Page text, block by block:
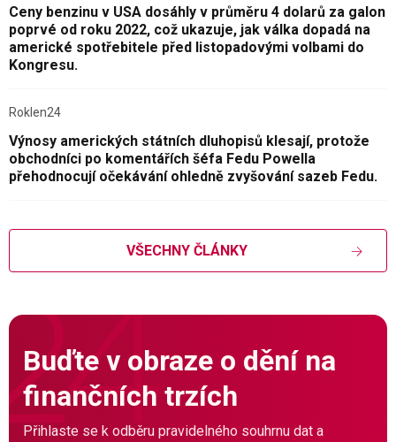
Ceny benzinu v USA dosáhly v průměru 4 dolarů za galon
poprvé od roku 2022, což ukazuje, jak válka dopadá na
americké spotřebitele před listopadovými volbami do
Kongresu.
Roklen24
Výnosy amerických státních dluhopisů klesají, protože
obchodníci po komentářích šéfa Fedu Powella
přehodnocují očekávání ohledně zvyšování sazeb Fedu.
VŠECHNY ČLÁNKY
Buďte v obraze o dění na
finančních trzích
Přihlaste se k odběru pravidelného souhrnu dat a